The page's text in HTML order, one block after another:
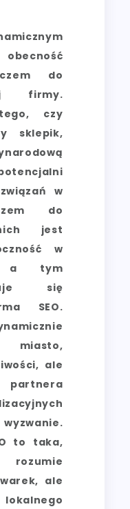
do
firmy.
czy
sklepik,
w
do
jest
w
a tym
się
SEO.
miasto,
ale
partnera
to taka,
ale